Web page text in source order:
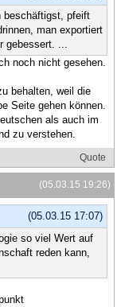
beschäftigst, pfeift
man exportiert
gebessert. ...
noch nicht gesehen.
behalten, weil die
Seite gehen können.
als auch im
zu verstehen.
Quote
(05.03.15 19:26)
(05.03.15 17:07)
so viel Wert auf
reden kann,